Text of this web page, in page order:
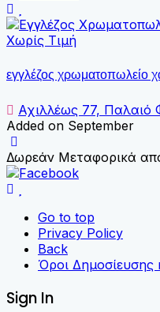
Χωρίς Τιμή
εγγλέζος χρωματοπωλείο
Αχιλλέως 77, Παλαιό
Added on September
Δωρεάν Μεταφορικά
Go to top
Privacy Policy
Back
Όροι Δημοσίευσης
Sign In